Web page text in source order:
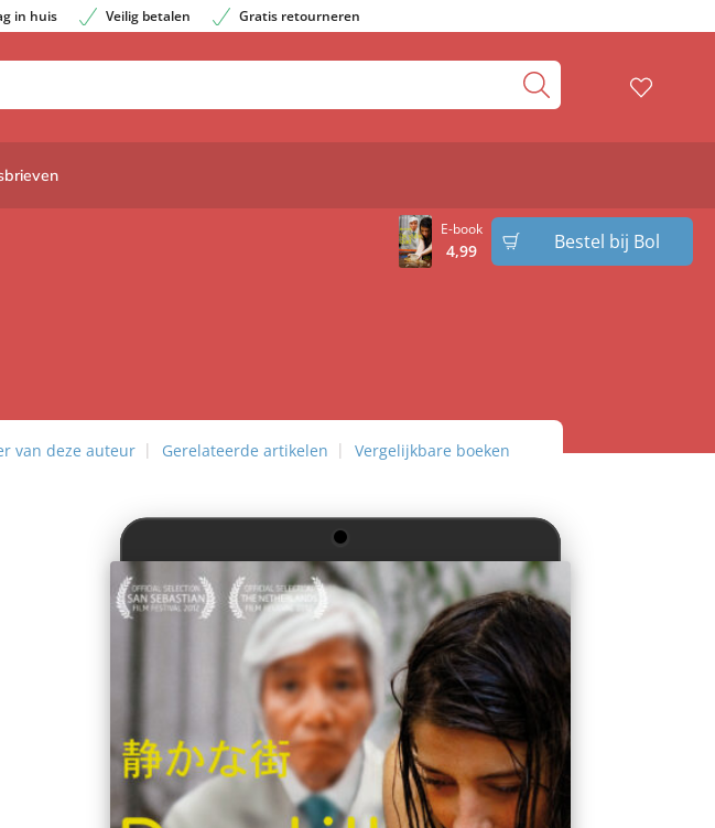
in huis Veilig betalen Gratis retourneren
E-book
4,99 Bestel bij Bol
van deze auteur Gerelateerde artikelen Vergelijkbare boeken